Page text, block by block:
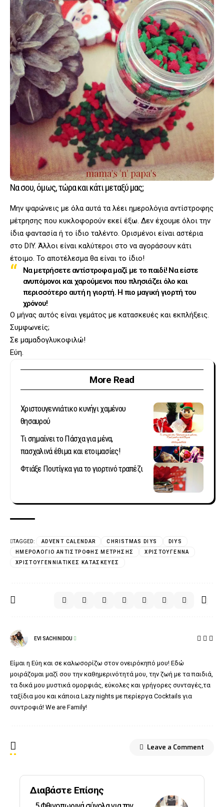
Να σου, όμως, τώρα και κάτι μεταξύ μας;
Μην ψαρώνεις με όλα αυτά τα λέει ημερολόγια αντίστροφης
μέτρησης που κυκλοφορούν εκεί έξω. Δεν έχουμε όλοι την
ίδια φαντασία ή το ίδιο ταλέντο. Ορισμένοι είναι αστέρια
στο DIY. Άλλοι είναι καλύτεροι στο να αγοράσουν κάτι
έτοιμο. Το αποτέλεσμα θα είναι το ίδιο!
Να μετρήσετε αντίστροφα μαζί με το παιδί! Να είστε
ανυπόμονοι και χαρούμενοι που πλησιάζει όλο και
περισσότερο αυτή η γιορτή. Η πιο μαγική γιορτή του
χρόνου!
Ο μήνας αυτός είναι γεμάτος με κατασκευές και εκπλήξεις.
Συμφωνείς;
Σε μαμαδογλυκοφιλώ!
Εύη.
More Read
Χριστουγεννιάτικο κυνήγι χαμένου
θησαυρού
Τι σημαίνει το Πάσχα για μένα,
πασχαλινά έθιμα και ετοιμασίες!
Φτιάξε Πουτίγκα για το γιορτινό τραπέζι
TAGGED: ADVENT CALENDAR CHRISTMAS DIYS
DIYS
ΗΜΕΡΟΛΌΓΙΟ ΑΝΤΊΣΤΡΟΦΗΣ ΜΈΤΡΗΣΗΣ
ΧΡΙΣΤΟΎΓΕΝΝΑ
ΧΡΙΣΤΟΥΓΕΝΝΙΆΤΙΚΕΣ ΚΑΤΑΣΚΕΥΈΣ
EVI SACHINIDOU
Είμαι η Εύη και σε καλωσορίζω στον ονειρόκηπό μου! Εδώ
μοιράζομαι μαζί σου την καθημερινότητά μου, την ζωή με τα παιδιά,
τα δικά μου μυστικά ομορφιάς, εύκολες και γρήγορες συνταγές,τα
ταξίδια μου και κάποια Lazy nights με περίεργα Cocktails για
συντροφιά! We are Family!
Leave a Comment
Διαβάστε Επίσης